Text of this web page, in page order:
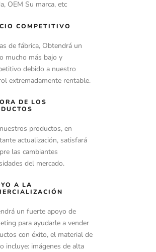
OEM Su marca, etc
COMPETITIVO
de fábrica, Obtendrá un
mucho más bajo y
debido a nuestro
extremadamente rentable.
DE LOS
productos, en
actualización, satisfará
las cambiantes
del mercado.
A LA
un fuerte apoyo de
para ayudarle a vender
con éxito, el material de
incluye: imágenes de alta